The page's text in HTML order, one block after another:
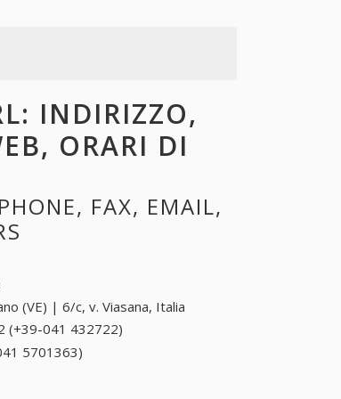
INDIRIZZO,
ORARI DI
FAX, EMAIL,
(VE) | 6/c, v. Viasana, Italia
(+39-041 432722)
5701363)